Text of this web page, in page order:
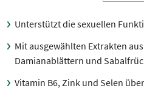
Unterstützt die sexuellen
Mit ausgewählten Extrakten
Damianablättern und
Vitamin B6, Zink und Selen